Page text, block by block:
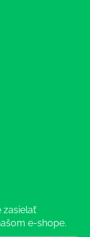
zasielať
e-shope.